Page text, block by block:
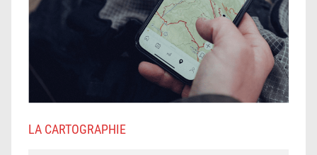
LA CARTOGRAPHIE